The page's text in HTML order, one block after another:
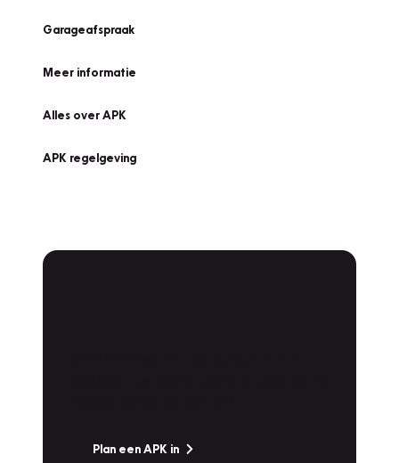
Garageafspraak
Meer informatie
Alles over APK
APK regelgeving
Plan een APK in